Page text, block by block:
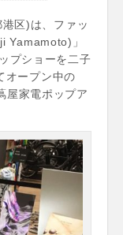
区)は、ファッ
Yamamoto)」
プショーを二子
オープン中の
屋家電ポップア